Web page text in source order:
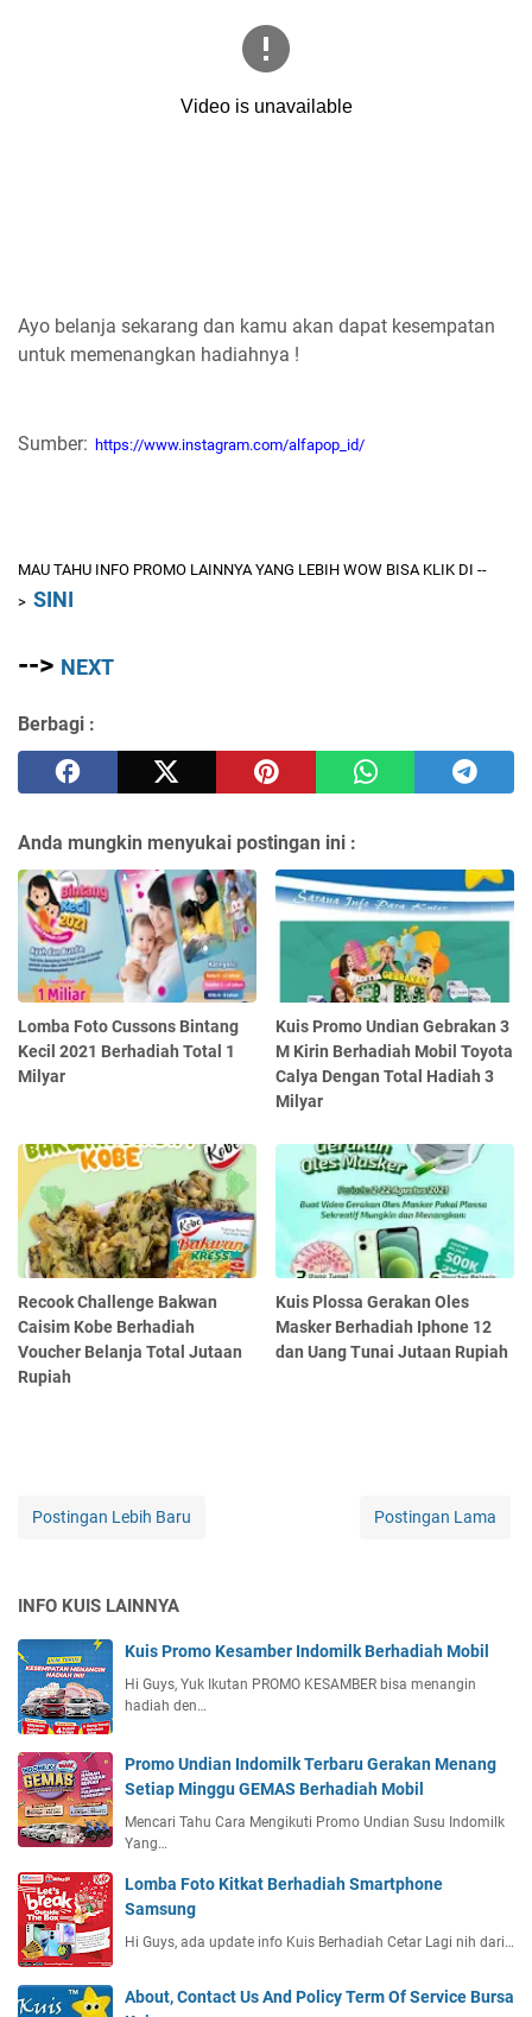
Ayo belanja sekarang dan kamu akan dapat kesempatan
untuk memenangkan hadiahnya !
Sumber: https://www.instagram.com/alfapop_id/
MAU TAHU INFO PROMO LAINNYA YANG LEBIH WOW BISA KLIK DI --
> SINI
--> NEXT
Berbagi :
Anda mungkin menyukai postingan ini :
Lomba Foto Cussons Bintang
Kecil 2021 Berhadiah Total 1
Milyar
Kuis Promo Undian Gebrakan 3
M Kirin Berhadiah Mobil Toyota
Calya Dengan Total Hadiah 3
Milyar
Recook Challenge Bakwan
Caisim Kobe Berhadiah
Voucher Belanja Total Jutaan
Rupiah
Kuis Plossa Gerakan Oles
Masker Berhadiah Iphone 12
dan Uang Tunai Jutaan Rupiah
Postingan Lebih Baru Postingan Lama
INFO KUIS LAINNYA
Kuis Promo Kesamber Indomilk Berhadiah Mobil
Hi Guys, Yuk Ikutan PROMO KESAMBER bisa menangin
hadiah den…
Promo Undian Indomilk Terbaru Gerakan Menang
Setiap Minggu GEMAS Berhadiah Mobil
Mencari Tahu Cara Mengikuti Promo Undian Susu Indomilk
Yang…
Lomba Foto Kitkat Berhadiah Smartphone
Samsung
Hi Guys, ada update info Kuis Berhadiah Cetar Lagi nih dari…
About, Contact Us And Policy Term Of Service Bursa